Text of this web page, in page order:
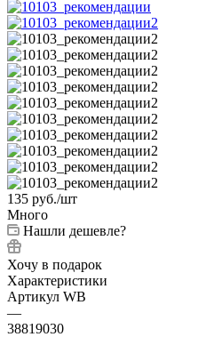
135 руб./шт
Много
Нашли дешевле?
Хочу в подарок
Характеристики
Артикул WB
—
38819030